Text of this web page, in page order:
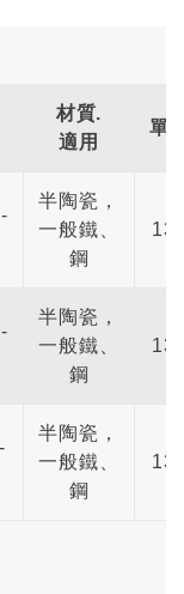
材質.
適用
單
半陶瓷，
一般鐵、
鋼
半陶瓷，
一般鐵、
鋼
半陶瓷，
一般鐵、
鋼